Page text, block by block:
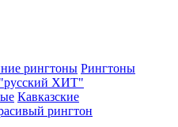
рингтоны Рингтоны
ХИТ"
Кавказские
рингтон